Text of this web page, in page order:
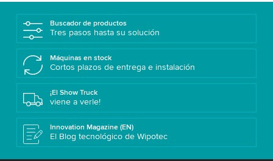
Buscador de productos
Tres pasos hasta su solución
Máquinas en stock
Cortos plazos de entrega e instalación
¡El Show Truck
viene a verle!
Innovation Magazine (EN)
El Blog tecnológico de Wipotec